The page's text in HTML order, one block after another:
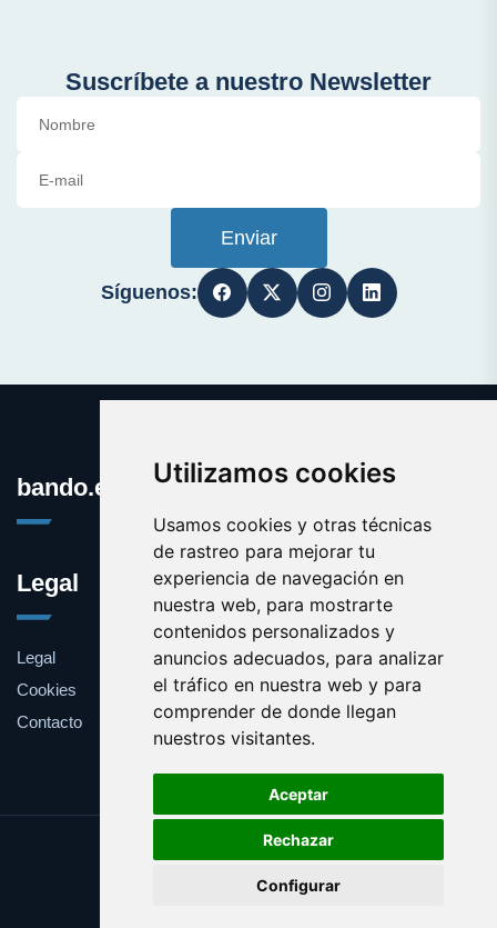
Utilizamos cookies
Usamos cookies y otras técnicas
de rastreo para mejorar tu
experiencia de navegación en
nuestra web, para mostrarte
contenidos personalizados y
anuncios adecuados, para analizar
el tráfico en nuestra web y para
comprender de donde llegan
nuestros visitantes.
Aceptar
Rechazar
Configurar
Suscríbete a nuestro Newsletter
Enviar
Síguenos:
bando.es
Legal
Legal
Cookies
Contacto
Update cookies preferences
Copyright © 2025 bando.es